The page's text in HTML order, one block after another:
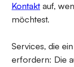
Kontakt auf,
möchtest.
Services, die
erfordern: Die